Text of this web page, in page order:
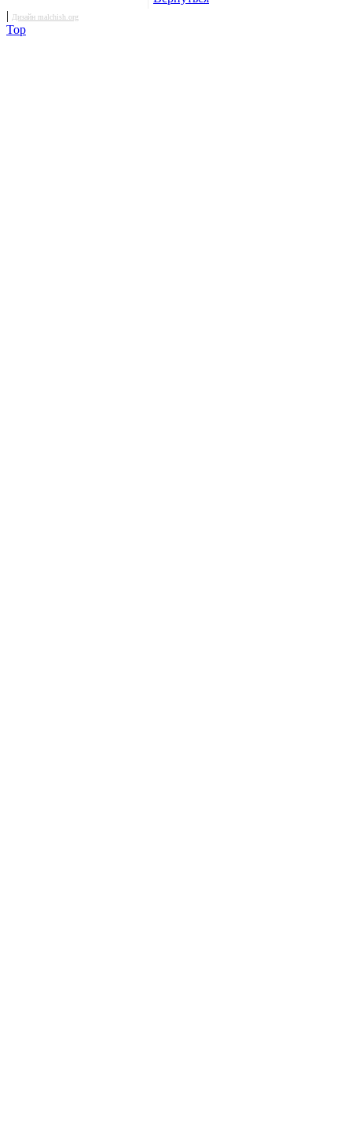
| Дизайн malchish.org
Top